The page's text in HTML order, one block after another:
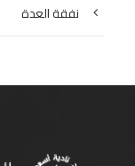
نفقة العدة